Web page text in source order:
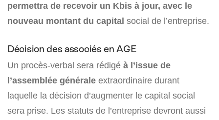
permettra de recevoir un Kbis à jour, avec le
nouveau montant du capital social de l’entreprise.
Décision des associés en AGE
Un procès-verbal sera rédigé à l’issue de
l’assemblée générale extraordinaire durant
laquelle la décision d’augmenter le capital social
sera prise. Les statuts de l’entreprise devront aussi